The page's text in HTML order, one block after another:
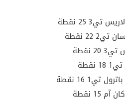
25 نقطة
22 نقطة
نقطة
تي1 16 نقطة
نقطة